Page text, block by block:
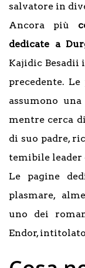
salvatore in
Ancora più
dedicate a
Kajidic Besadii
precedente.
assumono una
mentre cerca
di suo padre,
temibile leader
Le pagine
plasmare,
uno dei
Endor, intitolato